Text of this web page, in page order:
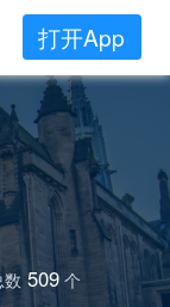
打开App
509 个